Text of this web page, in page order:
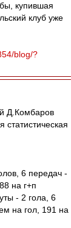
купившая
клуб уже
blog/?
Д.Комбаров
6 передач -
на г+п
- 2 гола, 6
на гол, 191 на